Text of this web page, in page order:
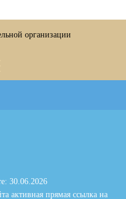
организации
30.06.2026
активная прямая ссылка на